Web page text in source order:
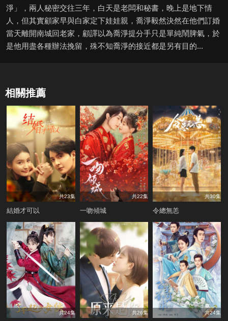
淨」，兩人秘密交往三年，白天是老闆和秘書，晚上是地下情
人，但其實顧家早與白家定下娃娃親，喬淨毅然決然在他們訂婚
當天離開南城回老家，顧譯以為喬淨提分手只是單純鬧脾氣，於
是他用盡各種辦法挽留，殊不知喬淨的接近都是另有目的...
相關推薦
共23集
結婚才可以
共22集
一吻傾城
共30集
令總無恙
共24集 共26集 共24集